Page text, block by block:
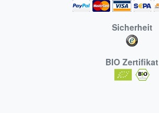
Sicherheit
BIO Zertifikat